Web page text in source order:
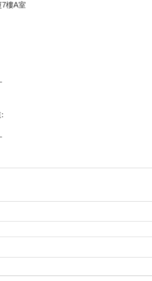
樓A室